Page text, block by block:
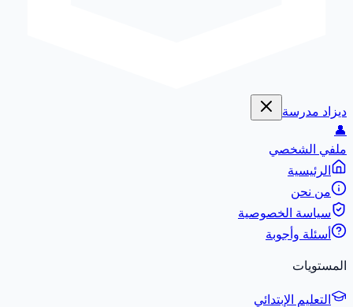
ديزاد مدرسة
👤
ملفي الشخصي
الرئيسية
من نحن
سياسة الخصوصية
أسئلة وأجوبة
المستويات
التعليم الإبتدائي